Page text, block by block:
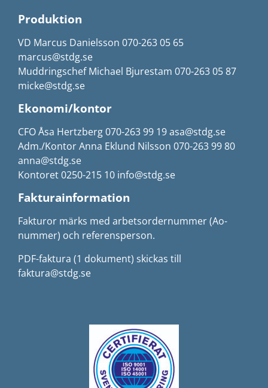
Produktion
VD Marcus Danielsson 070-263 05 65
marcus@stdg.se
Muddringschef Michael Bjurestam 070-263 05 87
micke@stdg.se
Ekonomi/kontor
CFO Åsa Hertzberg 070-263 99 19 asa@stdg.se
Adm./Kontor Anna Eklund Nilsson 070-263 99 80
anna@stdg.se
Kontoret 0250-215 10 info@stdg.se
Fakturainformation
Fakturor märks med arbetsordernummer (Ao-
nummer) och referensperson.
PDF-faktura (1 dokument) skickas till
faktura@stdg.se